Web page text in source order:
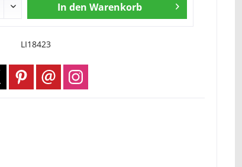
In den Warenkorb
LI18423